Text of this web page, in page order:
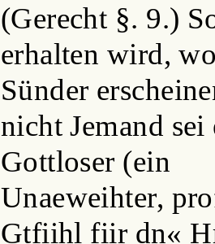
(Gerecht §. 9.)
erhalten wird,
Sünder
nicht Jemand
Gottloser (ein
Unaeweihter,
Gtfiihl fiir dn«